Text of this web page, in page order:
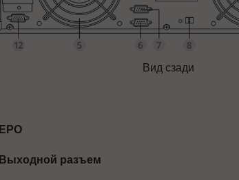
Вид сзади
EPO
Выходной разъем